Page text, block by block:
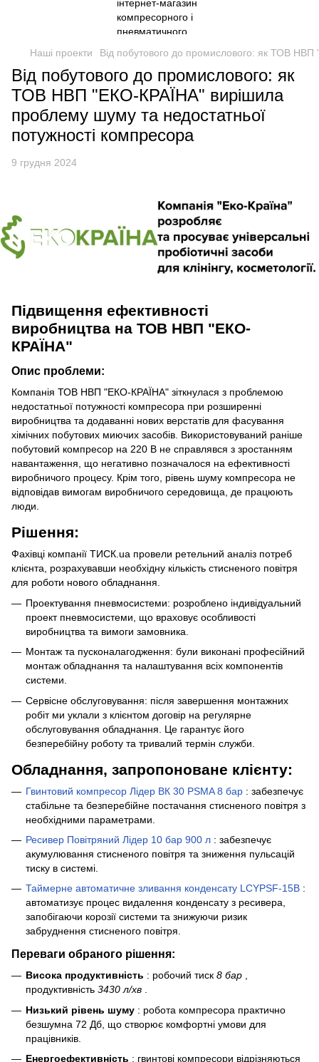
Наші проекти Від побутового до промислового: як ТОВ
Від побутового до промислового: як
ТОВ НВП "ЕКО-КРАЇНА" вирішила
проблему шуму та недостатньої
потужності компресора
9 грудня 2024
Підвищення ефективності
виробництва на ТОВ НВП "ЕКО-
КРАЇНА"
Опис проблеми:
Компанія ТОВ НВП "ЕКО-КРАЇНА" зіткнулася з проблемою
недостатньої потужності компресора при розширенні
виробництва та додаванні нових верстатів для фасування
хімічних побутових миючих засобів. Використовуваний раніше
побутовий компресор на 220 В не справлявся з зростанням
навантаження, що негативно позначалося на ефективності
виробничого процесу. Крім того, рівень шуму компресора не
відповідав вимогам виробничого середовища, де працюють
люди.
Рішення:
Фахівці компанії ТИСК.ua провели ретельний аналіз потреб
клієнта, розрахувавши необхідну кількість стисненого повітря
для роботи нового обладнання.
Проектування пневмосистеми: розроблено індивідуальний
проект пневмосистеми, що враховує особливості
виробництва та вимоги замовника.
Монтаж та пусконалагодження: були виконані професійний
монтаж обладнання та налаштування всіх компонентів
системи.
Сервісне обслуговування: після завершення монтажних
робіт ми уклали з клієнтом договір на регулярне
обслуговування обладнання. Це гарантує його
безперебійну роботу та тривалий термін служби.
Обладнання, запропоноване клієнту:
Гвинтовий компресор Лідер ВК 30 PSMA 8 бар : забезпечує
стабільне та безперебійне постачання стисненого повітря з
необхідними параметрами.
Ресивер Повітряний Лідер 10 бар 900 л : забезпечує
акумулювання стисненого повітря та зниження пульсацій
тиску в системі.
Таймерне автоматичне зливання конденсату LCYPSF-15B :
автоматизує процес видалення конденсату з ресивера,
запобігаючи корозії системи та знижуючи ризик
забруднення стисненого повітря.
Переваги обраного рішення:
Висока продуктивність : робочий тиск 8 бар ,
продуктивність 3430 л/хв .
Низький рівень шуму : робота компресора практично
безшумна 72 Дб, що створює комфортні умови для
працівників.
Енергоефективність : гвинтові компресори відрізняються